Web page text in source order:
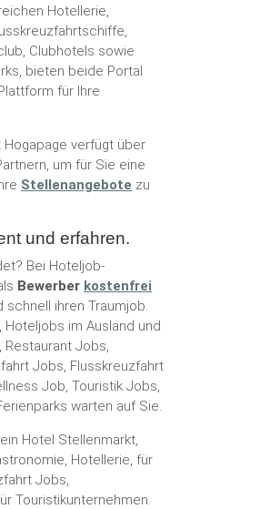
Hotellerie,
Clubhotels sowie
bieten beide Portal
für Ihre
verfügt über
um für Sie eine
Stellenangebote zu
und erfahren.
Bei Hoteljob-
Bewerber kostenfrei
schnell ihren Traumjob.
im Ausland und
Jobs,
Jobs, Flusskreuzfahrt
Job, Touristik Jobs,
warten auf Sie.
Hotel Stellenmarkt,
Hotellerie, für
Jobs,
Touristikunternehmen.